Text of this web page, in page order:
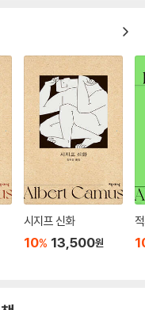
고수해야 한다는 압력은 국
석판 같은 존재라는 견해
너오는 이민자들의 육체와
서의 정체성을 새롭게 써넣
다. 칼리가 성적 쾌감을 포
포기하더라도 ‘정상’으로
칼리는 본명인 칼리오페를
남자들의 말투와 걸음걸이
적 정체성을 남성으로 바
시지프 신화
10% 13,500원